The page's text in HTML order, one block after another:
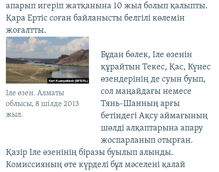
апарып игеріп жатқанына 10 жыл болып қалыпты.
Қара Ертіс соған байланысты белгілі көлемін
жоғалтты.
Іле өзен. Алматы
облысы, 8 шілде 2013
жыл.
Бұдан бөлек, Іле өзенін
құрайтын Текес, Қас, Күнес
өзендерінің де суын буып,
сол маңайдағы немесе
Тянь-Шанның арғы
бетіндегі Ақсу аймағының
шөлді алқаптарына апару
жоспарланып отырған.
Қазір Іле өзенінің біразы буылып алынды.
Комиссияның өте күрделі бұл мәселені қалай